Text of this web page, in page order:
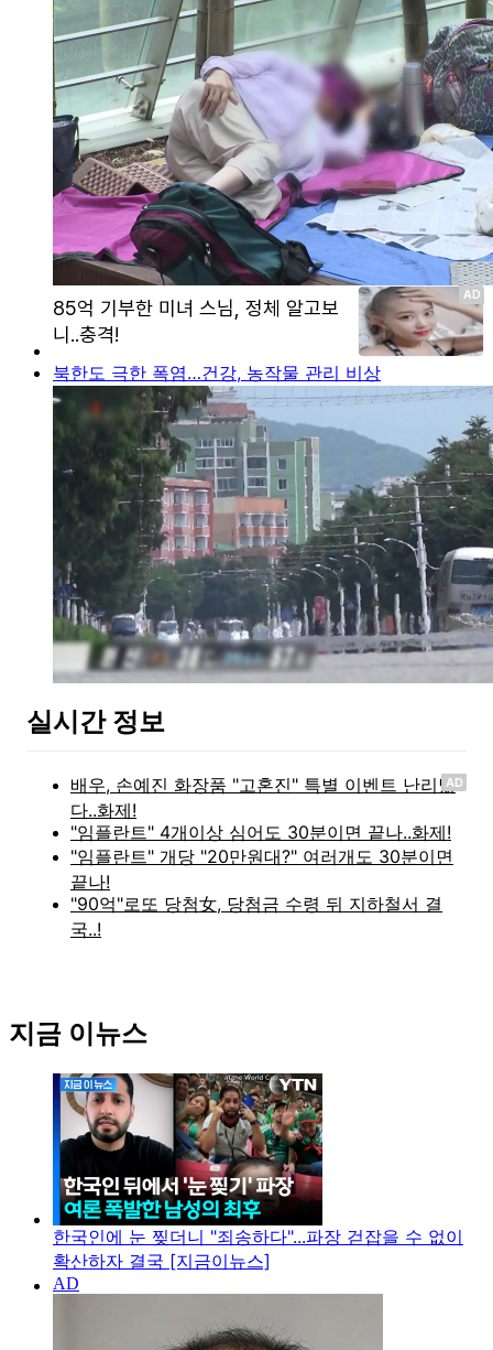
북한도 극한 폭염…건강, 농작물 관리 비상
실시간 정보
AD
지금 이뉴스
한국인에 눈 찢더니 "죄송하다"...파장 걷잡을 수 없이
확산하자 결국 [지금이뉴스]